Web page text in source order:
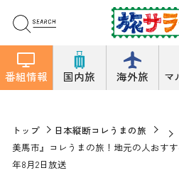
番組情報 国内旅 海外旅 マ
トップ 日本縦断コレうまの旅
美馬市』コレうまの旅！地元の人おす
年8月2日放送